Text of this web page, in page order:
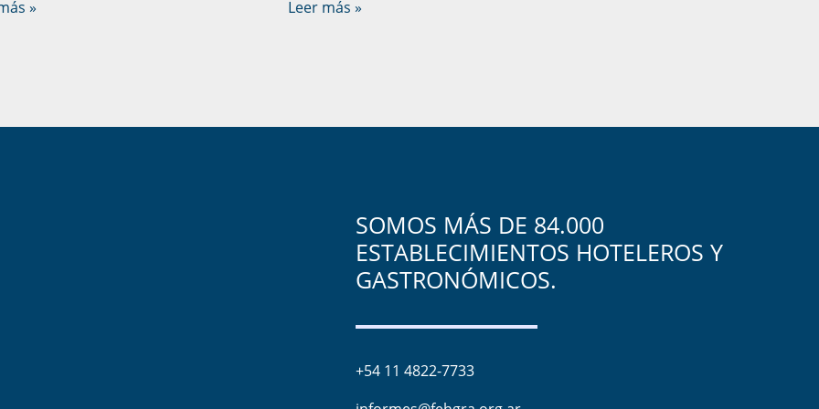
» Leer más »
SOMOS MÁS DE 84.000
ESTABLECIMIENTOS HOTELEROS Y
GASTRONÓMICOS.
+54 11 4822-7733